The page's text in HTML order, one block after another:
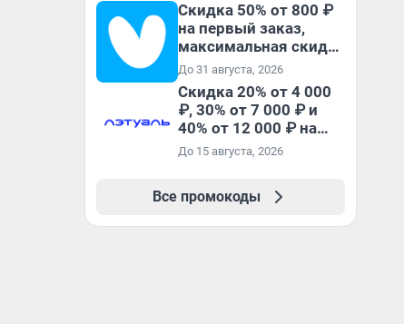
Скидка 50% от 800 ₽
на первый заказ,
максимальная скидка
600 ₽
До 31 августа, 2026
Скидка 20% от 4 000
₽, 30% от 7 000 ₽ и
40% от 12 000 ₽ на
первый и все
До 15 августа, 2026
Все промокоды